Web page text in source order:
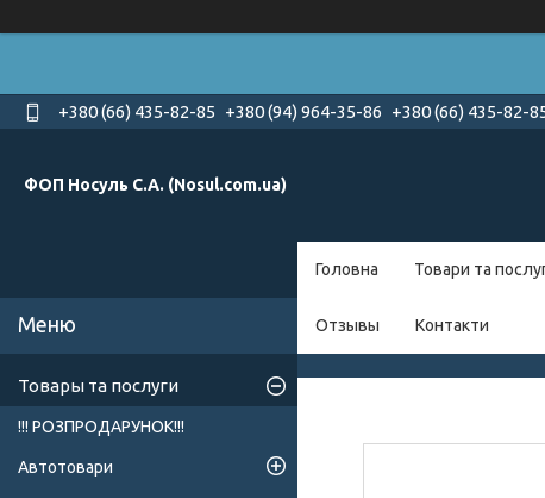
+380 (66) 435-82-85 +380 (94) 964-35-86 +380 (66) 435-82-
ФОП Носуль С.А. (Nosul.com.ua)
Головна Товари та
Отзывы Контакти
Товары та послуги
!!! РОЗПРОДАРУНОК!!!
Автотовари